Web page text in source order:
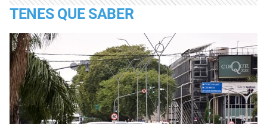
TENES QUE SABER